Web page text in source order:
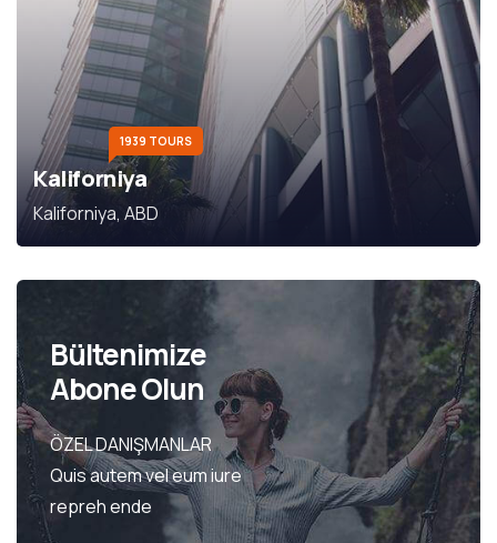
1939 TOURS
Kaliforniya
Kaliforniya, ABD
Bültenimize
Abone Olun
ÖZEL DANIŞMANLAR
Quis autem vel eum iure
repreh ende